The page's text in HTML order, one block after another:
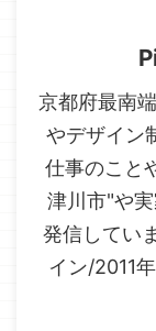
京都府最南
やデザイン
仕事のこと
津川市"や
発信してい
イン/2011